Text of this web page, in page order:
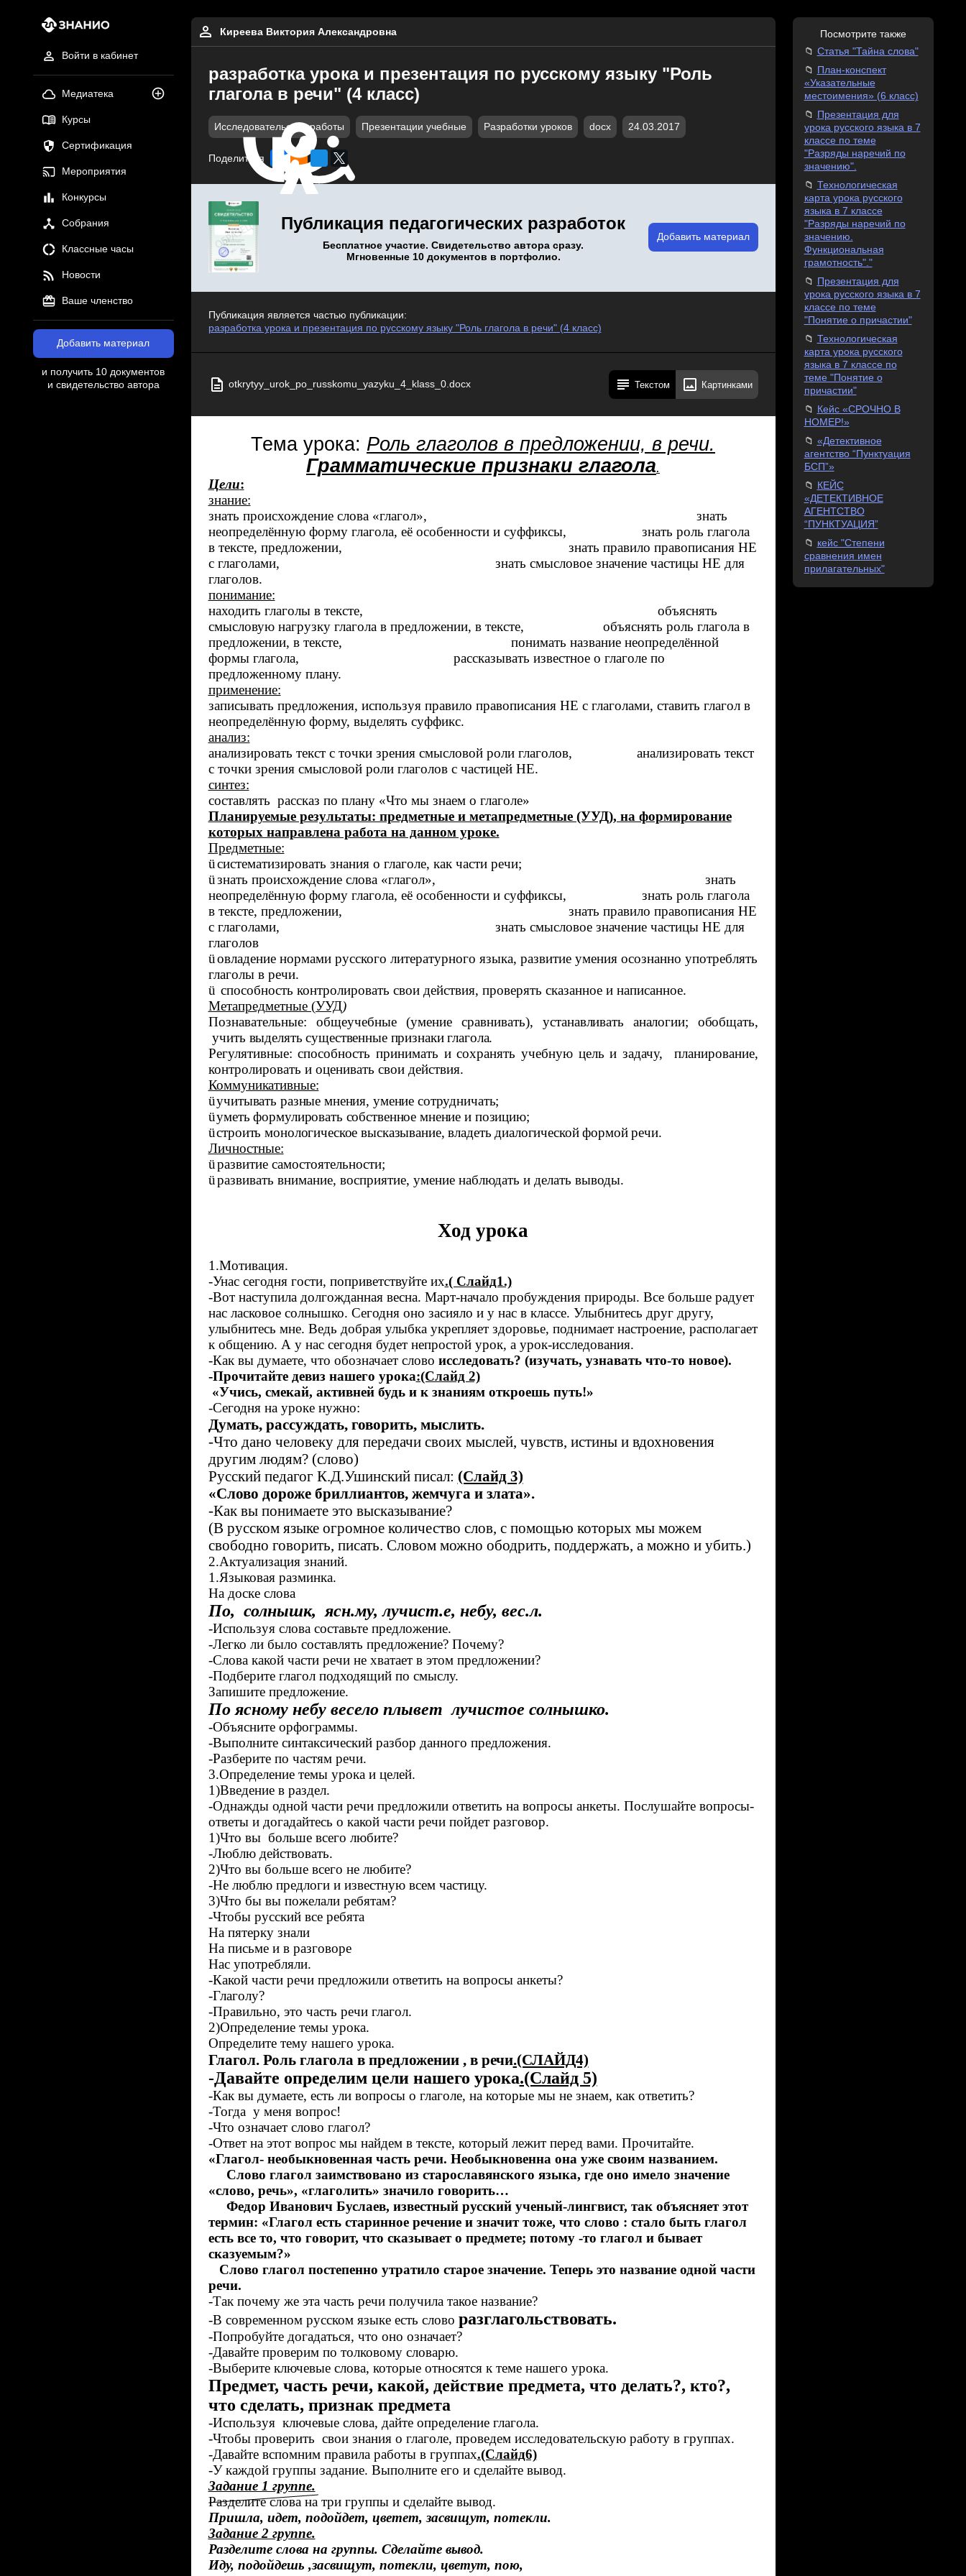
Войти в кабинет
Медиатека
Курсы
Сертификация
Мероприятия
Конкурсы
Собрания
Классные часы
Новости
Ваше членство
Добавить материал
и получить 10 документов
и свидетельство автора
Киреева Виктория Александровна
разработка урока и презентация по русскому языку "Роль
глагола в речи" (4 класс)
Исследовательские работы Презентации учебные Разработки уроков docx 24.03.2017
Поделиться
Публикация педагогических разработок
Бесплатное участие. Свидетельство автора сразу.
Мгновенные 10 документов в портфолио.
Добавить материал
Публикация является частью публикации:
разработка урока и презентация по русскому языку "Роль глагола в речи" (4 класс)
otkrytyy_urok_po_russkomu_yazyku_4_klass_0.docx Текстом Картинками
Тема урока: Роль глаголов в предложении, в речи.
Грамматические признаки глагола.
Цели:
знание:
знать происхождение слова «глагол», знать
неопределённую форму глагола, её особенности и суффиксы, знать роль глагола
в тексте, предложении, знать правило правописания НЕ
с глаголами, знать смысловое значение частицы НЕ для
глаголов.
понимание:
находить глаголы в тексте, объяснять
смысловую нагрузку глагола в предложении, в тексте, объяснять роль глагола в
предложении, в тексте, понимать название неопределённой
формы глагола, рассказывать известное о глаголе по
предложенному плану.
применение:
записывать предложения, используя правило правописания НЕ с глаголами, ставить глагол в
неопределённую форму, выделять суффикс.
анализ:
анализировать текст с точки зрения смысловой роли глаголов, анализировать текст
с точки зрения смысловой роли глаголов с частицей НЕ.
синтез:
составлять рассказ по плану «Что мы знаем о глаголе»
Планируемые результаты: предметные и метапредметные (УУД), на формирование
которых направлена работа на данном уроке.
Предметные:
üсистематизировать знания о глаголе, как части речи;
ü знать происхождение слова «глагол», знать
неопределённую форму глагола, её особенности и суффиксы, знать роль глагола
в тексте, предложении, знать правило правописания НЕ
с глаголами, знать смысловое значение частицы НЕ для
глаголов
üовладение нормами русского литературного языка, развитие умения осознанно употреблять
глаголы в речи.
ü способность контролировать свои действия, проверять сказанное и написанное.
Метапредметные (УУД)
Познавательные: общеучебные (умение сравнивать),устанавливать аналогии; обобщать,
учить выделять существенные признаки глагола.
Регулятивные: способность принимать и сохранять учебную цель и задачу, планирование,
контролировать и оценивать свои действия.
Коммуникативные:
üучитывать разные мнения, умение сотрудничать;
üуметь формулировать собственное мнение и позицию;
üстроить монологическое высказывание, владеть диалогической формой речи.
Личностные:
üразвитие самостоятельности;
üразвивать внимание, восприятие, умение наблюдать и делать выводы.
Ход урока
1.Мотивация.
-Унас сегодня гости, поприветствуйте их.( Слайд1.)
-Вот наступила долгожданная весна. Март-начало пробуждения природы. Все больше радует
нас ласковое солнышко. Сегодня оно засияло и у нас в классе. Улыбнитесь друг другу,
улыбнитесь мне. Ведь добрая улыбка укрепляет здоровье, поднимает настроение, располагает
к общению. А у нас сегодня будет непростой урок, а урок-исследования.
-Как вы думаете, что обозначает слово исследовать? (изучать, узнавать что-то новое).
-Прочитайте девиз нашего урока:(Слайд 2)
«Учись, смекай, активней будь и к знаниям откроешь путь!»
-Сегодня на уроке нужно:
Думать, рассуждать, говорить, мыслить.
-Что дано человеку для передачи своих мыслей, чувств, истины и вдохновения
другим людям? (слово)
Русский педагог К.Д.Ушинский писал: (Слайд 3)
«Слово дороже бриллиантов, жемчуга и злата».
-Как вы понимаете это высказывание?
(В русском языке огромное количество слов, с помощью которых мы можем
свободно говорить, писать. Словом можно ободрить, поддержать, а можно и убить.)
2.Актуализация знаний.
1.Языковая разминка.
На доске слова
По, солнышк, ясн.му, лучист.е, небу, вес.л.
-Используя слова составьте предложение.
-Легко ли было составлять предложение? Почему?
-Слова какой части речи не хватает в этом предложении?
-Подберите глагол подходящий по смыслу.
Запишите предложение.
По ясному небу весело плывет лучистое солнышко.
-Объясните орфограммы.
-Выполните синтаксический разбор данного предложения.
-Разберите по частям речи.
3.Определение темы урока и целей.
1)Введение в раздел.
-Однажды одной части речи предложили ответить на вопросы анкеты. Послушайте вопросы-
ответы и догадайтесь о какой части речи пойдет разговор.
1)Что вы больше всего любите?
-Люблю действовать.
2)Что вы больше всего не любите?
-Не люблю предлоги и известную всем частицу.
3)Что бы вы пожелали ребятам?
-Чтобы русский все ребята
На пятерку знали
На письме и в разговоре
Нас употребляли.
-Какой части речи предложили ответить на вопросы анкеты?
-Глаголу?
-Правильно, это часть речи глагол.
2)Определение темы урока.
Определите тему нашего урока.
Глагол. Роль глагола в предложении , в речи.(СЛАЙД4)
-Давайте определим цели нашего урока.(Слайд 5)
-Как вы думаете, есть ли вопросы о глаголе, на которые мы не знаем, как ответить?
-Тогда у меня вопрос!
-Что означает слово глагол?
-Ответ на этот вопрос мы найдем в тексте, который лежит перед вами. Прочитайте.
«Глагол- необыкновенная часть речи. Необыкновенна она уже своим названием.
Слово глагол заимствовано из старославянского языка, где оно имело значение
«слово, речь», «глаголить» значило говорить…
Федор Иванович Буслаев, известный русский ученый-лингвист, так объясняет этот
термин: «Глагол есть старинное речение и значит тоже, что слово : стало быть глагол
есть все то, что говорит, что сказывает о предмете; потому -то глагол и бывает
сказуемым?»
Слово глагол постепенно утратило старое значение. Теперь это название одной части
речи.
-Так почему же эта часть речи получила такое название?
-В современном русском языке есть слово разглагольствовать.
-Попробуйте догадаться, что оно означает?
-Давайте проверим по толковому словарю.
-Выберите ключевые слова, которые относятся к теме нашего урока.
Предмет, часть речи, какой, действие предмета, что делать?, кто?,
что сделать, признак предмета
-Используя ключевые слова, дайте определение глагола.
-Чтобы проверить свои знания о глаголе, проведем исследовательскую работу в группах.
-Давайте вспомним правила работы в группах.(Слайд6)
-У каждой группы задание. Выполните его и сделайте вывод.
Задание 1 группе.
Разделите слова на три группы и сделайте вывод.
Пришла, идет, подойдет, цветет, засвищут, потекли.
Задание 2 группе.
Разделите слова на группы. Сделайте вывод.
Иду, подойдешь ,засвищут, потекли, цветут, пою,
Посмотрите также
Статья "Тайна слова"
План-конспект
«Указательные
местоимения» (6 класс)
Презентация для
урока русского языка в 7
классе по теме
"Разряды наречий по
значению".
Технологическая
карта урока русского
языка в 7 классе
"Разряды наречий по
значению.
Функциональная
грамотность"."
Презентация для
урока русского языка в 7
классе по теме
"Понятие о причастии"
Технологическая
карта урока русского
языка в 7 классе по
теме "Понятие о
причастии"
Кейс «СРОЧНО В
НОМЕР!»
«Детективное
агентство “Пунктуация
БСП”»
КЕЙС
«ДЕТЕКТИВНОЕ
АГЕНТСТВО
“ПУНКТУАЦИЯ”
кейс "Степени
сравнения имен
прилагательных"